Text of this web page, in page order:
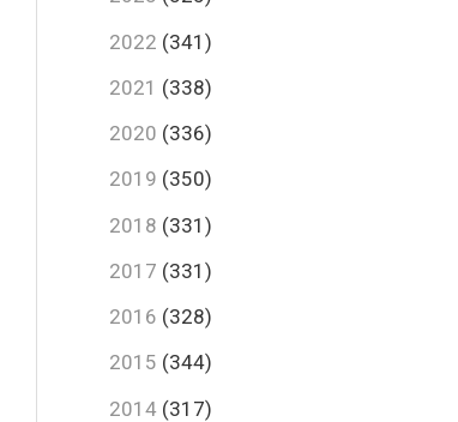
2022 (341)
2021 (338)
2020 (336)
2019 (350)
2018 (331)
2017 (331)
2016 (328)
2015 (344)
2014 (317)